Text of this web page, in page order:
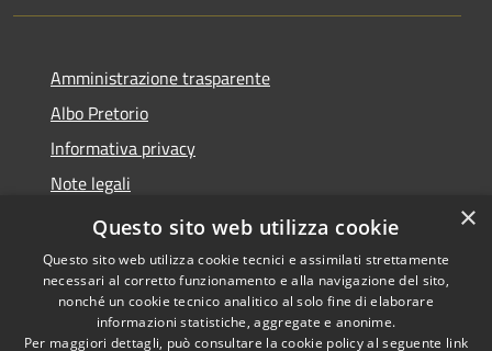
Amministrazione trasparente
Albo Pretorio
Informativa privacy
Note legali
Dichiarazione di accessibilità
Copyright © 2026 • Comune di
×
Questo sito web utilizza cookie
Questo sito web utilizza cookie tecnici e assimilati strettamente
necessari al corretto funzionamento e alla navigazione del sito,
nonché un cookie tecnico analitico al solo fine di elaborare
informazioni statistiche, aggregate e anonime.
Per maggiori dettagli, può consultare la cookie policy al seguente link